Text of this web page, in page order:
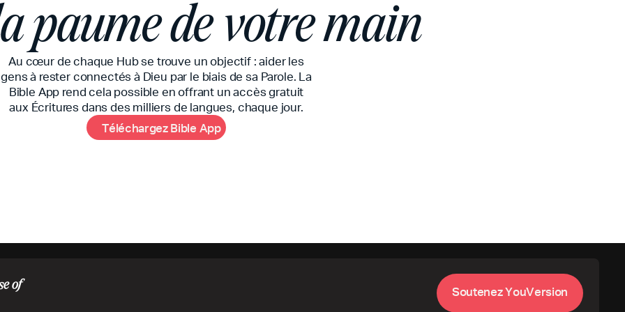
paume de votre main
Au cœur de chaque Hub se trouve un objectif : aider les
gens à rester connectés à Dieu par le biais de sa Parole. La
Bible App rend cela possible en offrant un accès gratuit
aux Écritures dans des milliers de langues, chaque jour.
Téléchargez Bible App
of SoutenezYouVersion